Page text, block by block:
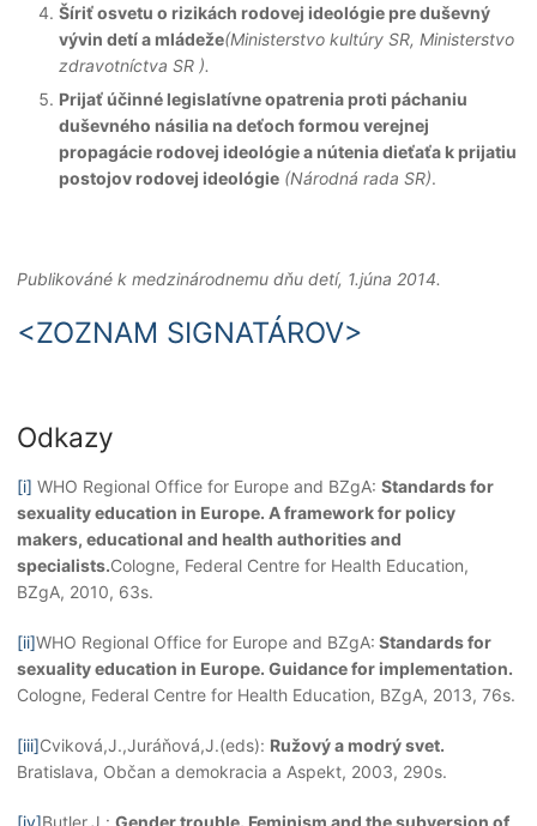
Šíriť osvetu o rizikách rodovej ideológie pre duševný
vývin detí a mládeže(Ministerstvo kultúry SR, Ministerstvo
zdravotníctva SR ).
Prijať účinné legislatívne opatrenia proti páchaniu
duševného násilia na deťoch formou verejnej
propagácie rodovej ideológie a nútenia dieťaťa k prijatiu
postojov rodovej ideológie (Národná rada SR).
Publikováné k medzinárodnemu dňu detí, 1.júna 2014.
<ZOZNAM SIGNATÁROV>
Odkazy
[i] WHO Regional Office for Europe and BZgA: Standards for
sexuality education in Europe. A framework for policy
makers, educational and health authorities and
specialists.Cologne, Federal Centre for Health Education,
BZgA, 2010, 63s.
[ii]WHO Regional Office for Europe and BZgA: Standards for
sexuality education in Europe. Guidance for implementation.
Cologne, Federal Centre for Health Education, BZgA, 2013, 76s.
[iii]Cviková,J.,Juráňová,J.(eds): Ružový a modrý svet.
Bratislava, Občan a demokracia a Aspekt, 2003, 290s.
[iv]Butler,J.: Gender trouble. Feminism and the subversion of